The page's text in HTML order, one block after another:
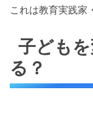
これは教育実践家
子ども
る？